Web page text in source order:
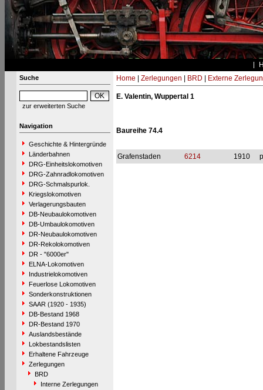
Suche
zur erweiterten Suche
Navigation
Geschichte & Hintergründe
Länderbahnen
DRG-Einheitslokomotiven
DRG-Zahnradlokomotiven
DRG-Schmalspurlok.
Kriegslokomotiven
Verlagerungsbauten
DB-Neubaulokomotiven
DB-Umbaulokomotiven
DR-Neubaulokomotiven
DR-Rekolokomotiven
DR - "6000er"
ELNA-Lokomotiven
Industrielokomotiven
Feuerlose Lokomotiven
Sonderkonstruktionen
SAAR (1920 - 1935)
DB-Bestand 1968
DR-Bestand 1970
Auslandsbestände
Lokbestandslisten
Erhaltene Fahrzeuge
Zerlegungen
BRD
Interne Zerlegungen
Home Zerlegungen BRD Externe
E. Valentin, Wuppertal 1
Baureihe 74.4
Grafenstaden 6214 1910